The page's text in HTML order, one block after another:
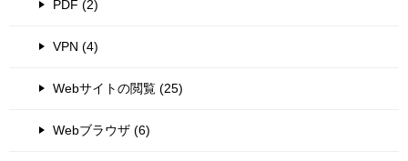
PDF (2)
VPN (4)
Webサイトの閲覧 (25)
Webブラウザ (6)